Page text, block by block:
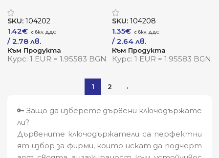
стил с модерен
акцент
SKU: 104202
1.42€
/ 2.78 лв.
Към Продукта
Курс: 1 EUR = 1.95583 BGN
отваря с лекота,
впечатлява с природа
SKU: 104208
1.35€
/ 2.64 лв.
Към Продукта
Курс: 1 EUR = 1.95583 BGN
1 2 →
🔑 Защо да изберете дървени ключодържате
ли?
Дървените ключодържатели са перфектни
ят избор за фирми, които искат да подчерт